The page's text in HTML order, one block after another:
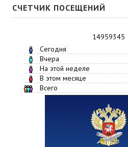
СЧЕТЧИК ПОСЕЩЕНИЙ
14959345
Сегодня
Вчера
На этой неделе
В этом месяце
Всего